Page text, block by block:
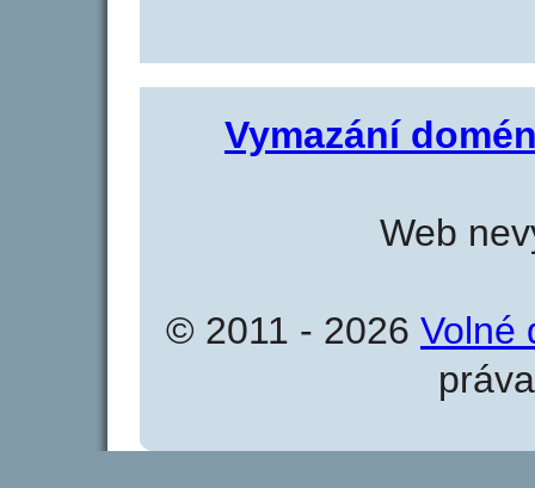
Vymazání
Web
© 2011 - 2026 Volné